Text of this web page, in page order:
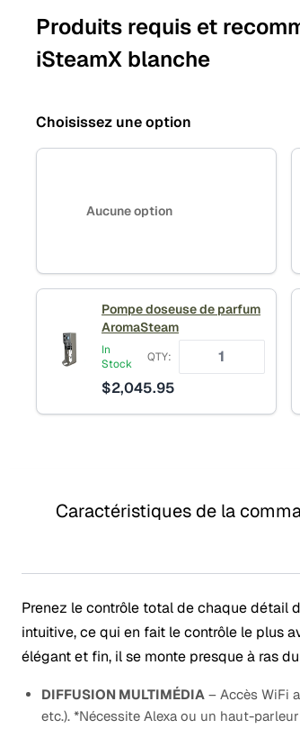
Produits requis et
iSteamX blanche
Choisissez une option
Aucune option
Pompe doseuse de parfum
AromaSteam
In
Stock
QTY:
$2,045.95
Caractéristiques de la
Prenez le contrôle total de chaque détail
intuitive, ce qui en fait le contrôle le plus
élégant et fin, il se monte presque à ras
DIFFUSION MULTIMÉDIA – Accès WiFi
etc.). *Nécessite Alexa ou un haut-